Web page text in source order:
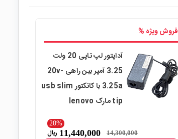
فروش ویژه %
آداپتور لپ تاپی 20 ولت
3.25 آمپر بین راهی 20v-
3.25a با کانکتور usb slim
tip مارک lenovo
20%
14,300,000
11,440,000 ریال